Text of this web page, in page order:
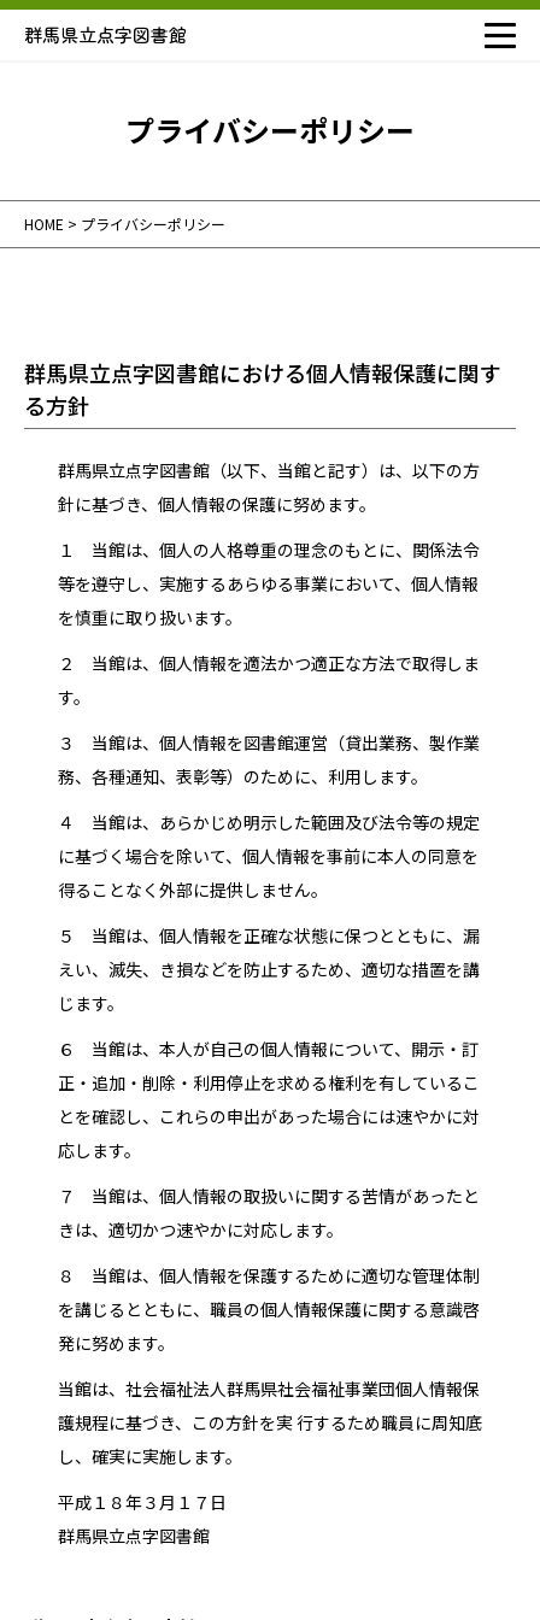
群馬県立点字図書館
プライバシーポリシー
HOME > プライバシーポリシー
群馬県立点字図書館における個人情報保護に関す
る方針
群馬県立点字図書館（以下、当館と記す）は、以下の方
針に基づき、個人情報の保護に努めます。
１ 当館は、個人の人格尊重の理念のもとに、関係法令
等を遵守し、実施するあらゆる事業において、個人情報
を慎重に取り扱います。
２ 当館は、個人情報を適法かつ適正な方法で取得しま
す。
３ 当館は、個人情報を図書館運営（貸出業務、製作業
務、各種通知、表彰等）のために、利用します。
４ 当館は、あらかじめ明示した範囲及び法令等の規定
に基づく場合を除いて、個人情報を事前に本人の同意を
得ることなく外部に提供しません。
５ 当館は、個人情報を正確な状態に保つとともに、漏
えい、滅失、き損などを防止するため、適切な措置を講
じます。
６ 当館は、本人が自己の個人情報について、開示・訂
正・追加・削除・利用停止を求める権利を有しているこ
とを確認し、これらの申出があった場合には速やかに対
応します。
７ 当館は、個人情報の取扱いに関する苦情があったと
きは、適切かつ速やかに対応します。
８ 当館は、個人情報を保護するために適切な管理体制
を講じるとともに、職員の個人情報保護に関する意識啓
発に努めます。
当館は、社会福祉法人群馬県社会福祉事業団個人情報保
護規程に基づき、この方針を実 行するため職員に周知底
し、確実に実施します。
平成１８年３月１７日
群馬県立点字図書館